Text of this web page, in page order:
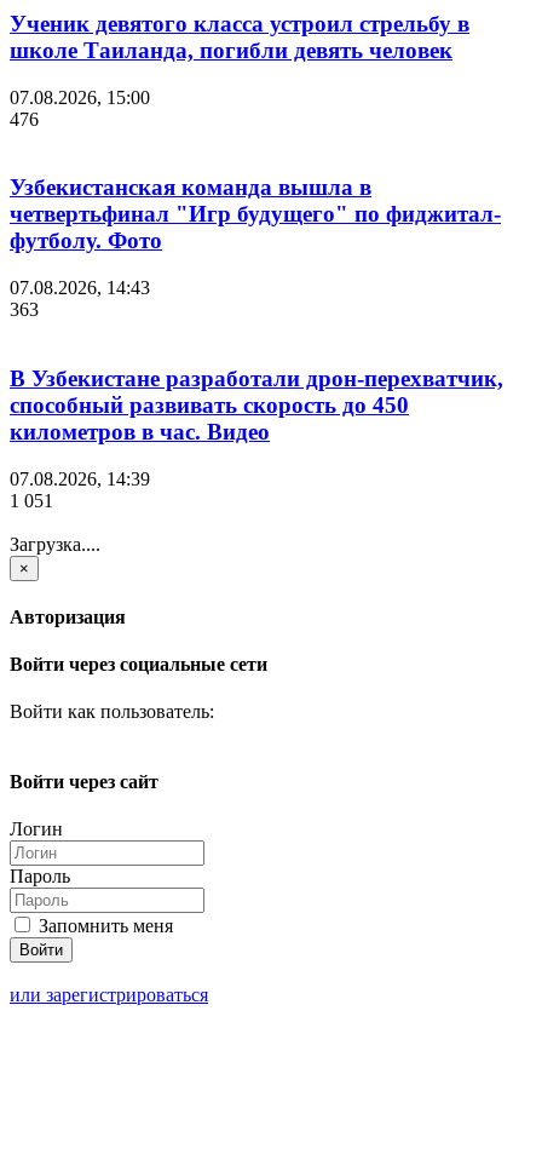
Ученик девятого класса устроил стрельбу в
школе Таиланда, погибли девять человек
07.08.2026, 15:00
476
Узбекистанская команда вышла в
четвертьфинал "Игр будущего" по фиджитал-
футболу. Фото
07.08.2026, 14:43
363
В Узбекистане разработали дрон-перехватчик,
способный развивать скорость до 450
километров в час. Видео
07.08.2026, 14:39
1 051
Загрузка....
×
Авторизация
Войти через социальные сети
Войти как пользователь:
Войти через сайт
Логин
Пароль
Запомнить меня
или зарегистрироваться